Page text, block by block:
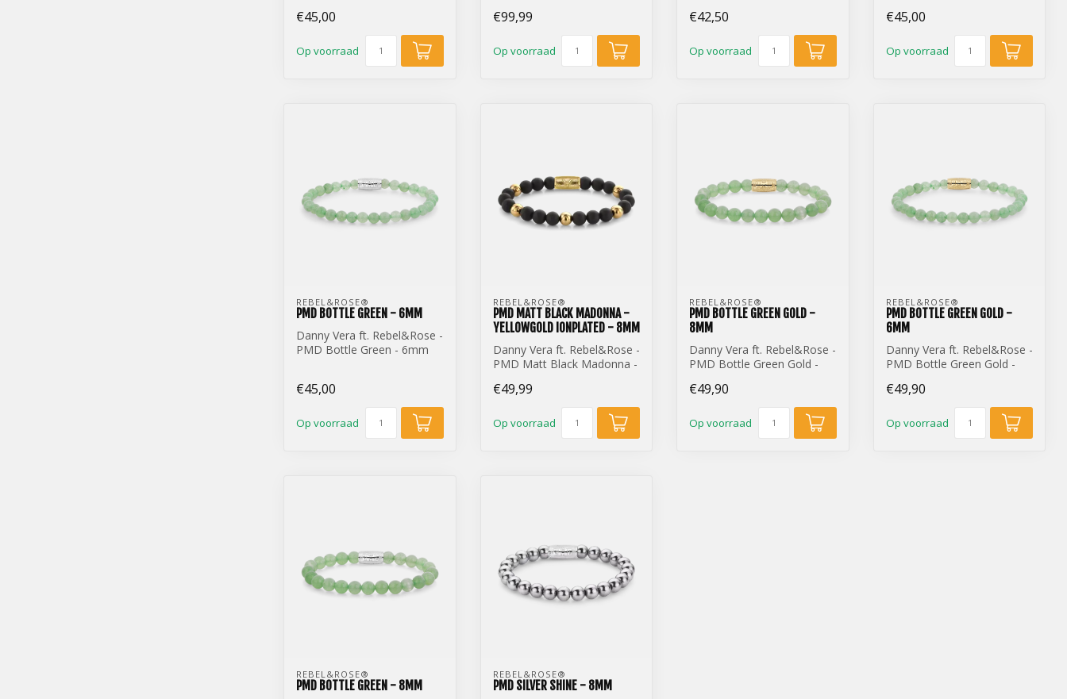
€45,00
Op voorraad
€99,99
Op voorraad
€42,50
Op voorraad
€45,00
Op voorraad
REBEL&ROSE®
PMD BOTTLE GREEN - 6MM
Danny Vera ft. Rebel&Rose -
PMD Bottle Green - 6mm
€45,00
Op voorraad
REBEL&ROSE®
PMD MATT BLACK MADONNA -
YELLOWGOLD IONPLATED - 8MM
Danny Vera ft. Rebel&Rose -
PMD Matt Black Madonna -
€49,99
Op voorraad
REBEL&ROSE®
PMD BOTTLE GREEN GOLD -
8MM
Danny Vera ft. Rebel&Rose -
PMD Bottle Green Gold -
€49,90
Op voorraad
REBEL&ROSE®
PMD BOTTLE GREEN GOLD -
6MM
Danny Vera ft. Rebel&Rose -
PMD Bottle Green Gold -
€49,90
Op voorraad
REBEL&ROSE®
PMD BOTTLE GREEN - 8MM
REBEL&ROSE®
PMD SILVER SHINE - 8MM